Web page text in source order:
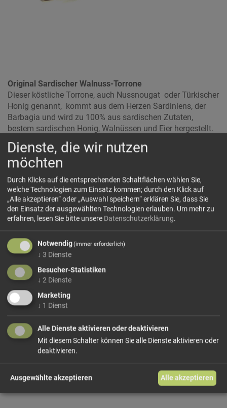
Original Sardischer Walnuss-Torrone
Dieser köstliche Torrone, auch Nussnougat oder Türkischer
Honig genannt, kommt aus dem Herzen Sardiniens, der
Barbagia und wird zu 100% aus sardischen Zutaten,
bestem sardischen Honig, Walnüssen und Eier hergestellt.
Er wird ohne Zuckerzusatz hergestellt
Diese Sorte enthält 40% Walnüsse.540
2261
Zutaten: Sardischer Honig(58%),Walnüsse(40%),Eiweiß
Oblaten(Kartoffelmehl, Wasser, Olivenöl)
Kann Spuren vonMandeln, Haselnüssen und Erdnüssen
enthalten.
Nährwerte pro
100 g
Energie
Fette
davon gesättigt
3,3
g
Kohlehydrate
53,5 g
davon Zucker
48,3
Eiweiß
6,6
g
Dienste, die wir nutzen
möchten
Durch Klicks auf die entsprechenden Schaltflächen wählen Sie,
welche Technologien zum Einsatz kommen; durch den Klick auf
„Alle akzeptieren“ oder „Auswahl speichern“ erklären Sie, dass Sie
den Einsatz der ausgewählten Technologien erlauben. Um mehr zu
erfahren, lesen Sie bitte unsere Datenschutzerklärung.
Notwendig(immer erforderlich)
↓ 3 Dienste
Besucher-Statistiken
↓ 2 Dienste
Marketing
↓ 1 Dienst
Alle Dienste aktivieren oder deaktivieren
Mit diesem Schalter können Sie alle Dienste aktivieren oder
deaktivieren.
Ausgewählte akzeptieren Alle akzeptieren